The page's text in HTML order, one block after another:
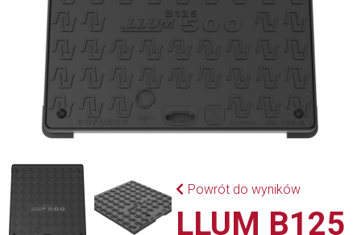
Powrót do wyników
LLUM B125